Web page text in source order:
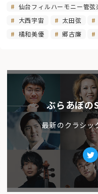
仙台フィルハーモニー管弦
大西宇宙
太田弦
橘和美優
郷古廉
ぶらあぼの
最新のクラシッ